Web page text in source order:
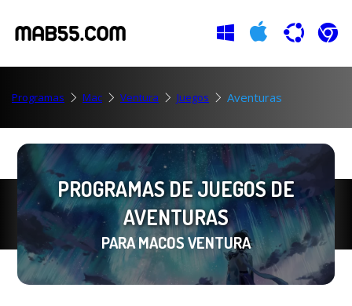
Programas Mac Ventura Juegos Aventuras
PROGRAMAS DE JUEGOS DE
AVENTURAS
PARA MACOS VENTURA